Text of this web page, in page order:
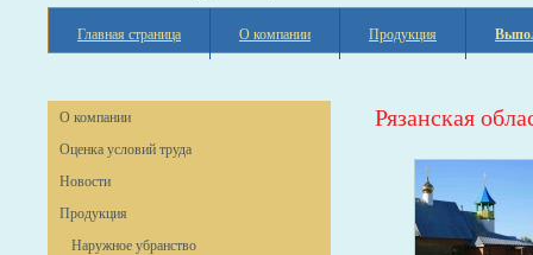
Главная страница О компании Продукция
О компании
Оценка условий труда
Новости
Продукция
Наружное убранство
Рязанская